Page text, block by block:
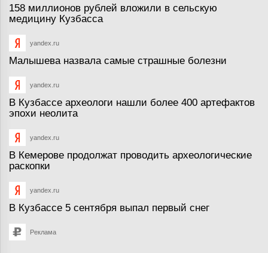
158 миллионов рублей вложили в сельскую
медицину Кузбасса
yandex.ru
Малышева назвала самые страшные болезни
yandex.ru
В Кузбассе археологи нашли более 400 артефактов
эпохи неолита
yandex.ru
В Кемерове продолжат проводить археологические
раскопки
yandex.ru
В Кузбассе 5 сентября выпал первый снег
Реклама